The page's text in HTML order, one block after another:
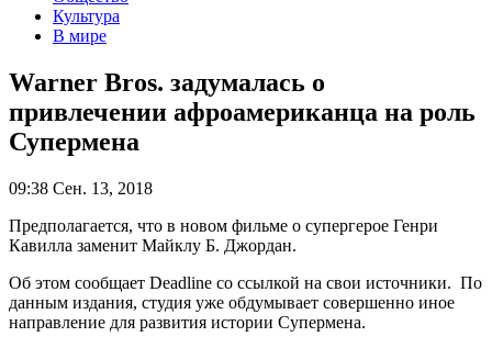
Культура
В мире
Warner Bros. задумалась о
привлечении афроамериканца на роль
Супермена
09:38 Сен. 13, 2018
Предполагается, что в новом фильме о супергерое Генри
Кавилла заменит Майклу Б. Джордан.
Об этом сообщает Deadline со ссылкой на свои источники. По
данным издания, студия уже обдумывает совершенно иное
направление для развития истории Супермена.